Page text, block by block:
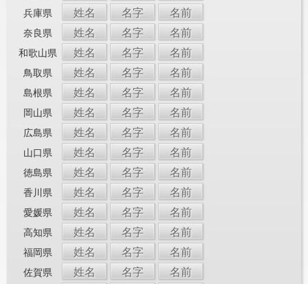
兵庫県 姓名 名字 名前
奈良県 姓名 名字 名前
和歌山県 姓名 名字 名前
鳥取県 姓名 名字 名前
島根県 姓名 名字 名前
岡山県 姓名 名字 名前
広島県 姓名 名字 名前
山口県 姓名 名字 名前
徳島県 姓名 名字 名前
香川県 姓名 名字 名前
愛媛県 姓名 名字 名前
高知県 姓名 名字 名前
福岡県 姓名 名字 名前
佐賀県 姓名 名字 名前